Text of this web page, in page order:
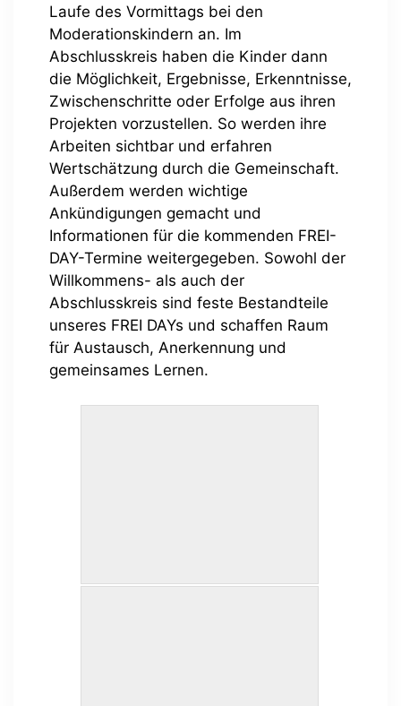
Laufe des Vormittags bei den
Moderationskindern an. Im
Abschlusskreis haben die Kinder dann
die Möglichkeit, Ergebnisse, Erkenntnisse,
Zwischenschritte oder Erfolge aus ihren
Projekten vorzustellen. So werden ihre
Arbeiten sichtbar und erfahren
Wertschätzung durch die Gemeinschaft.
Außerdem werden wichtige
Ankündigungen gemacht und
Informationen für die kommenden FREI-
DAY-Termine weitergegeben. Sowohl der
Willkommens- als auch der
Abschlusskreis sind feste Bestandteile
unseres FREI DAYs und schaffen Raum
für Austausch, Anerkennung und
gemeinsames Lernen.